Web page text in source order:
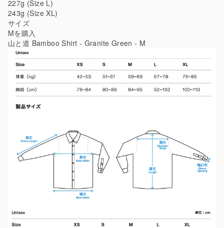
227g (Size L)
243g (Size XL)
サイズ
Mを購入
山と道 Bamboo Shirt - Granite Green - M